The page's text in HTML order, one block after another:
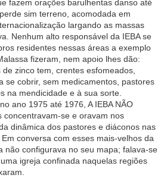
fazem orações barulhentas danso até
sim terreno, acomodada em
largando as massas
Nenhum alto responsável da IEBA se
residentes nessas áreas a exemplo
fizeram, nem apoio lhes dão:
zinco tem, crentes esfomeados,
se cobrir, sem medicamentos, pastores
na mendicidade e à sua sorte.
ano 1975 até 1976, A IEBA NÃO
concentravam-se e oravam nos
dinâmica dos pastores e diáconos nas
conversa com esses mais-velhos da
não configurava no seu mapa; falava-se
igreja confinada naquelas regiões